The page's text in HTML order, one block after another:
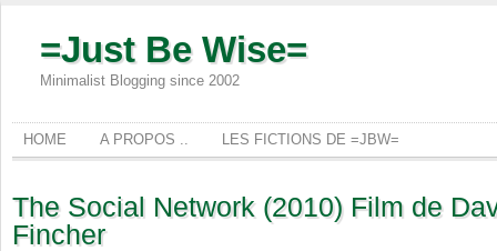
=Just Be Wise=
Minimalist Blogging since 2002
HOME A PROPOS .. LES FICTIONS DE =JBW=
The Social Network (2010) Film de
Fincher